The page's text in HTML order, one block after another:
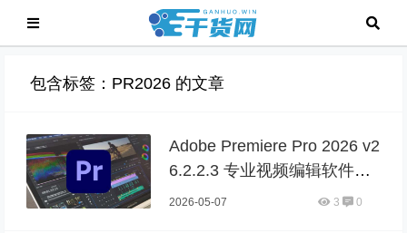
包含标签：PR2026 的文章
Adobe Premiere Pro 2026 v2
6.2.2.3 专业视频编辑软件高
级版
2026-05-07 3 0